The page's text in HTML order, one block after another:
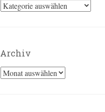
Kategorien
Archiv
Archiv